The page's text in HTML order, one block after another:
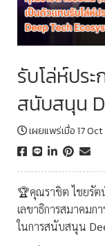
รับโล่ห์ปร
สนับสนุน
เผยแพร่เมื่อ 17
🏆คุณราชิต ไชยรัต
เลขาธิการสมาคมก
ในการสนับสนุน